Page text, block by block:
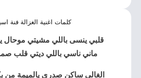
كلمات اغنية الغزالة فنة
قلبي ينسى باللي مشيتي
ماني ناسي باللي ديتي قلب
الغالي ساكن صدري يالميمة من